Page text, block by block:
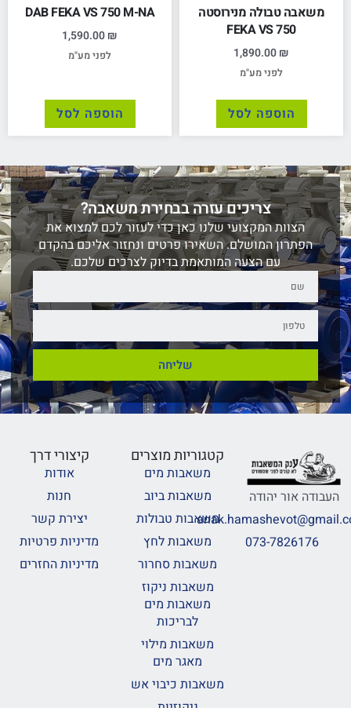
משאבה טבולה מנירוסטה
FEKA VS 750
1,890.00₪
לפני מע"מ
הוספה לסל
DAB FEKA VS 750 M-NA
1,590.00₪
לפני מע"מ
הוספה לסל
צריכים עזרה בבחירת משאבה?
הצוות המקצועי שלנו כאן כדי לעזור לכם למצוא את
הפתרון המושלם. השאירו פרטים ונחזור אליכם בהקדם
עם הצעה המותאמת בדיוק לצרכים שלכם.
שליחה
העבודה אור יהודה
073-7826176
קטגוריות מוצרים
משאבות מים
משאבות ביוב
משאבות טבולות
משאבות לחץ
משאבות סחרור
משאבות ניקוז
משאבות מים
לבריכות
משאבות מילוי
מאגר מים
משאבות כיבוי אש
קיצורי דרך
אודות
חנות
יצירת קשר
מדיניות פרטיות
מדיניות החזרים